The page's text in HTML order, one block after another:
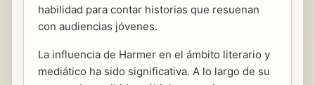
habilidad para contar historias que resuenan
con audiencias jóvenes.
La influencia de Harmer en el ámbito literario y
mediático ha sido significativa. A lo largo de su